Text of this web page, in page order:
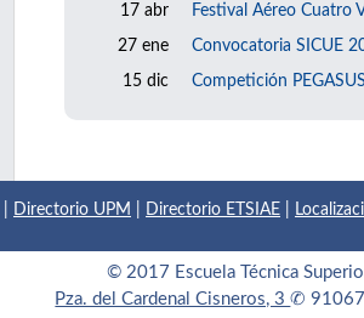
17 abr Festival Aéreo Cuatro
27 ene Convocatoria SICUE
15 dic Competición
Directorio UPM Directorio ETSIAE
© 2017 Escuela Técnica
Pza. del Cardenal Cisneros, 3✆